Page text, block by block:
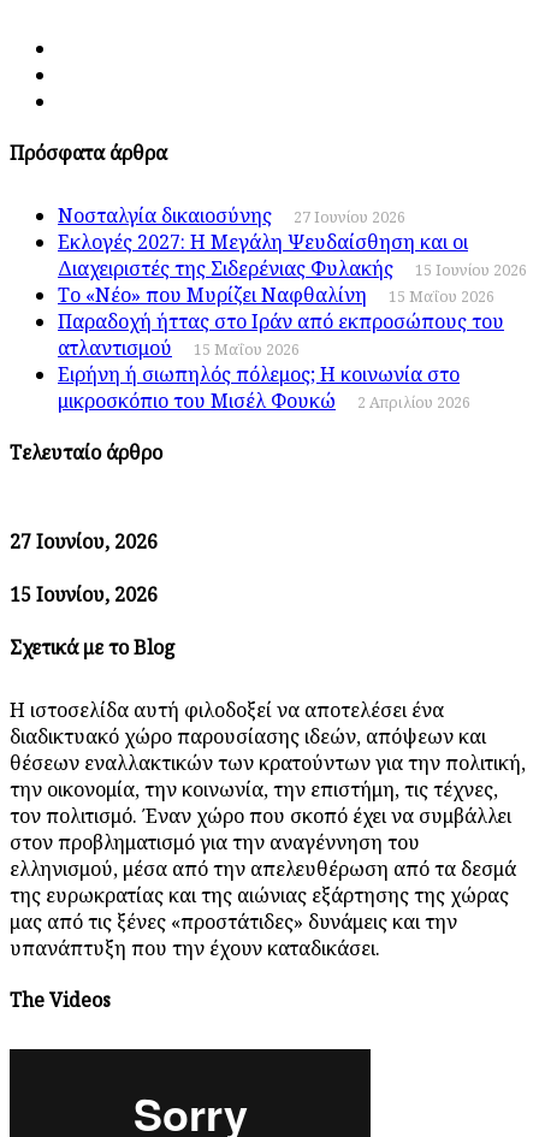
Πρόσφατα άρθρα
Νοσταλγία δικαιοσύνης 27 Ιουνίου 2026
Εκλογές 2027: Η Μεγάλη Ψευδαίσθηση και οι
Διαχειριστές της Σιδερένιας Φυλακής
15 Ιουνίου 2026
Το «Νέο» που Μυρίζει Ναφθαλίνη 15 Μαΐου 2026
Παραδοχή ήττας στο Ιράν από εκπροσώπους του
ατλαντισμού
15 Μαΐου 2026
Ειρήνη ή σιωπηλός πόλεμος; Η κοινωνία στο
μικροσκόπιο του Μισέλ Φουκώ
2 Απριλίου 2026
Τελευταίο άρθρο
27 Ιουνίου, 2026
15 Ιουνίου, 2026
Σχετικά με το Blog
Η ιστοσελίδα αυτή φιλοδοξεί να αποτελέσει ένα
διαδικτυακό χώρο παρουσίασης ιδεών, απόψεων και
θέσεων εναλλακτικών των κρατούντων για την πολιτική,
την οικονομία, την κοινωνία, την επιστήμη, τις τέχνες,
τον πολιτισμό. Έναν χώρο που σκοπό έχει να συμβάλλει
στον προβληματισμό για την αναγέννηση του
ελληνισμού, μέσα από την απελευθέρωση από τα δεσμά
της ευρωκρατίας και της αιώνιας εξάρτησης της χώρας
μας από τις ξένες «προστάτιδες» δυνάμεις και την
υπανάπτυξη που την έχουν καταδικάσει.
The Videos